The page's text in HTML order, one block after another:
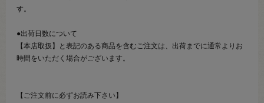
す。
●出荷日数について
【本店取扱】と表記のある商品を含むご注文は、出荷までに通常よりお
時間をいただく場合がございます。
【ご注文前に必ずお読み下さい】